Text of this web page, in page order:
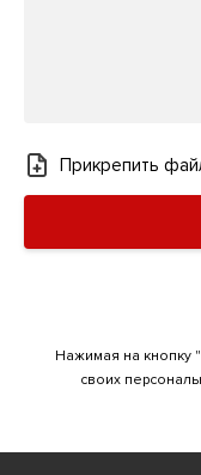
Прикрепить
Нажимая на кнопку
своих